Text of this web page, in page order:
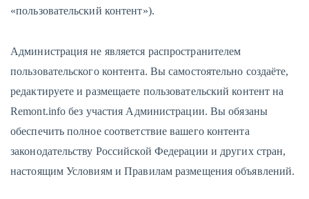
«пользовательский контент»).
Администрация не является распространителем
пользовательского контента. Вы самостоятельно создаёте,
редактируете и размещаете пользовательский контент на
Remont.info без участия Администрации. Вы обязаны
обеспечить полное соответствие вашего контента
законодательству Российской Федерации и других стран,
настоящим Условиям и Правилам размещения объявлений.